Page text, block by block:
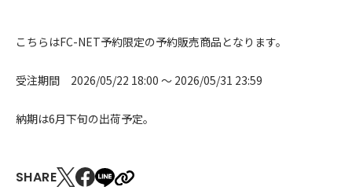
こちらはFC-NET予約限定の予約販売商品となります。
受注期間 2026/05/22 18:00 〜 2026/05/31 23:59
納期は6月下旬の出荷予定。
SHARE